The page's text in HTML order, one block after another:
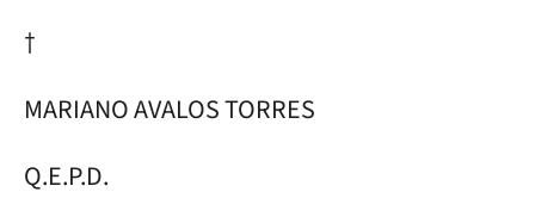
†
MARIANO AVALOS TORRES
Q.E.P.D.